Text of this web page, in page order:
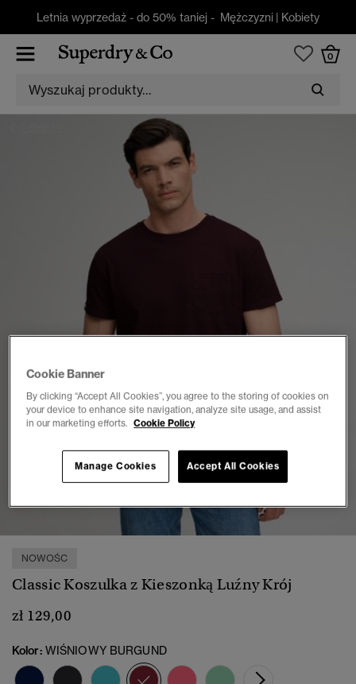
Letnia wyprzedaż - do 50% taniej - Mężczyzni | Kobiety
0
NOWOŚC
Classic Koszulka z Kieszonką Luźny Krój
zł 129,00
Kolor: WIŚNIOWY BURGUND
wybrano
Cookie Banner
By clicking “Accept All Cookies”, you agree to the storing of cookies on
your device to enhance site navigation, analyze site usage, and assist
in our marketing efforts. Cookie Policy
Accept All Cookies
Manage Cookies